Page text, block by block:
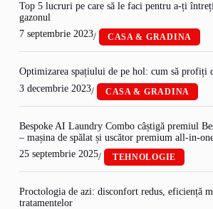
Top 5 lucruri pe care să le faci pentru a-ți
gazonul
7 septembrie 2023/ CASA & GRADINA
Optimizarea spațiului de pe hol: cum să profiți
3 decembrie 2023/ CASA & GRADINA
Bespoke AI Laundry Combo câștigă premiul
– mașina de spălat și uscător premium all-in-
25 septembrie 2025/ TEHNOLOGIE
Proctologia de azi: disconfort redus, eficiență
tratamentelor